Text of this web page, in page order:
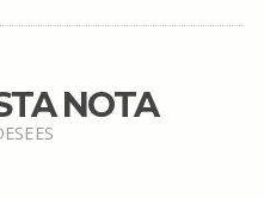
NOTA